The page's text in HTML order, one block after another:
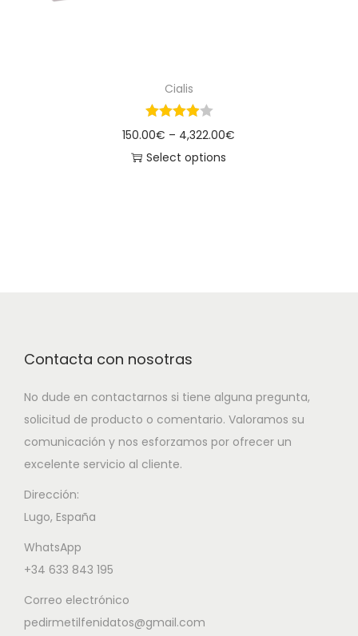
Cialis
150.00€ – 4,322.00€
Select options
Contacta con nosotras
No dude en contactarnos si tiene alguna pregunta,
solicitud de producto o comentario. Valoramos su
comunicación y nos esforzamos por ofrecer un
excelente servicio al cliente.
Dirección:
Lugo, España
WhatsApp
+34 633 843 195
Correo electrónico
pedirmetilfenidatos@gmail.com